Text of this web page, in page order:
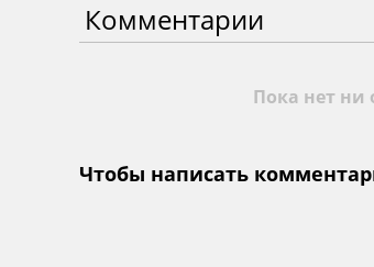
Комментарии
Пока нет ни
Чтобы написать